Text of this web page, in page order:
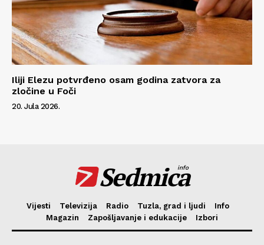
Iliji Elezu potvrđeno osam godina zatvora za
zločine u Foči
20. Jula 2026.
Sedmica
info
Vijesti Televizija Radio Tuzla, grad i ljudi
Info
Magazin
Zapošljavanje i edukacije Izbori